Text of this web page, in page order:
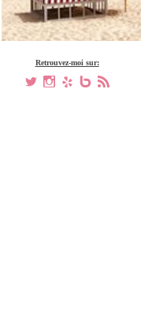
Retrouvez-moi sur:
a x h V ,